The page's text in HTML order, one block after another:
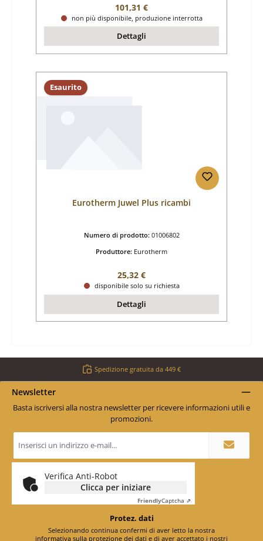
Prezzo normale:
101,31 €
non più disponibile, produzione interrotta
Dettagli
Esaurito
Eurotherm Juwel Plus ricambi
Numero di prodotto: 01006802
Produttore: Eurotherm
Prezzo normale:
25,32 €
disponibile solo su richiesta
Dettagli
Spedizione gratuita da 449 €
Newsletter
Basta iscriversi alla nostra newsletter per ricevere informazioni utili e
promozioni.
Indirizzo
e-
*
Verifica Anti-Robot
Clicca per iniziare
FriendlyCaptcha ⇗
Protez. dati
informativa sulla protezione dei dati